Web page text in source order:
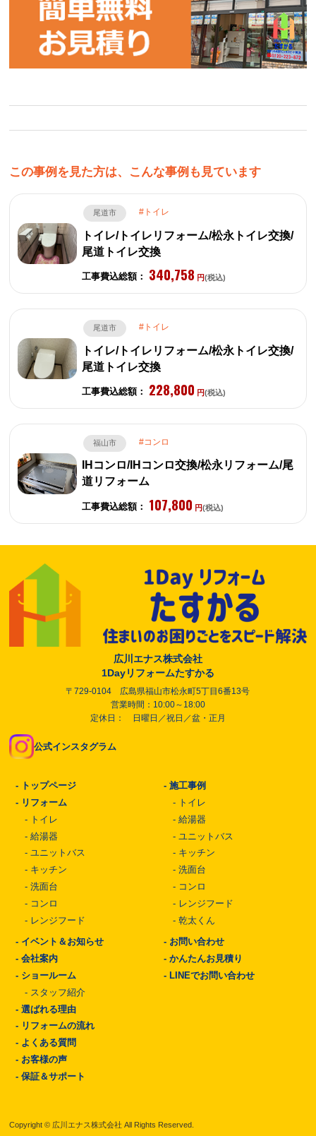
この事例を見た方は、こんな事例も見ています
尾道市 トイレ
トイレ/トイレリフォーム/松永トイレ交換/
尾道トイレ交換
工事費込総額： 340,758 円(税込)
尾道市 トイレ
トイレ/トイレリフォーム/松永トイレ交換/
尾道トイレ交換
工事費込総額： 228,800 円(税込)
福山市 コンロ
IHコンロ/IHコンロ交換/松永リフォーム/尾
道リフォーム
工事費込総額： 107,800 円(税込)
広川エナス株式会社
1Dayリフォームたすかる
〒729-0104 広島県福山市松永町5丁目6番13号
営業時間：10:00～18:00
定休日： 日曜日／祝日／盆・正月
公式インスタグラム
- トップページ
- リフォーム
- トイレ
- 給湯器
- ユニットバス
- キッチン
- 洗面台
- コンロ
- レンジフード
-施工事例
- トイレ
-給湯器
- ユニットバス
- キッチン
-洗面台
- コンロ
- レンジフード
-乾太くん
- イベント＆お知らせ
- 会社案内
- ショールーム
- スタッフ紹介
- 選ばれる理由
- リフォームの流れ
- よくある質問
- お客様の声
- 保証＆サポート
- お問い合わせ
-かんたんお見積り
- LINEでお問い合わせ
Copyright © 広川エナス株式会社 All Rights Reserved.